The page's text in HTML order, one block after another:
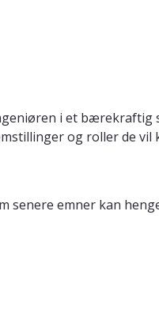
i et
og roller de
emner kan